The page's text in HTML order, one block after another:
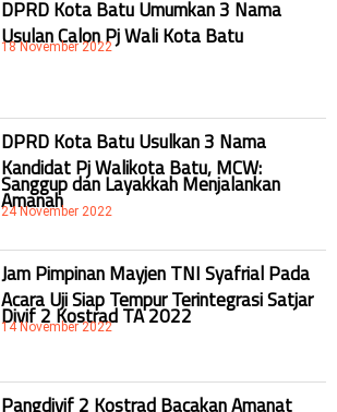
DPRD Kota Batu Umumkan 3 Nama
Usulan Calon Pj Wali Kota Batu
18 November 2022
DPRD Kota Batu Usulkan 3 Nama
Kandidat Pj Walikota Batu, MCW:
Sanggup dan Layakkah Menjalankan
Amanah
24 November 2022
Jam Pimpinan Mayjen TNI Syafrial Pada
Acara Uji Siap Tempur Terintegrasi Satjar
Divif 2 Kostrad TA 2022
14 November 2022
Pangdivif 2 Kostrad Bacakan Amanat